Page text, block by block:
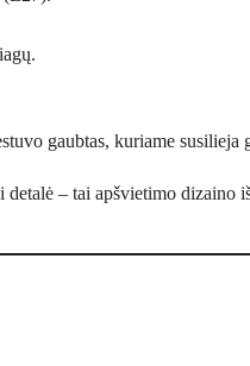
gaubtas, kuriame susilieja
detalė – tai apšvietimo dizaino